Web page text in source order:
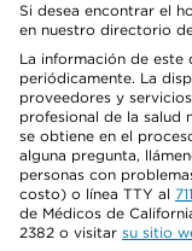
Si desea encontrar el
en nuestro directorio
La información de este
periódicamente. La
proveedores y
profesional de la salud
se obtiene en el
alguna pregunta,
personas con
costo) o línea TTY al 711
de Médicos de
2382 o visitar su sitio